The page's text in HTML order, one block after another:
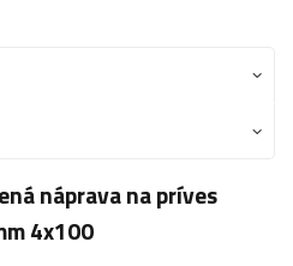
náprava na príves
4x100